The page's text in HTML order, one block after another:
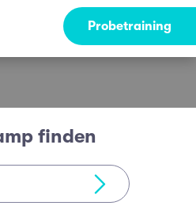
Probetraining
finden